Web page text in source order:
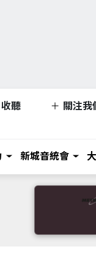
收聽 關注我
新城音統會